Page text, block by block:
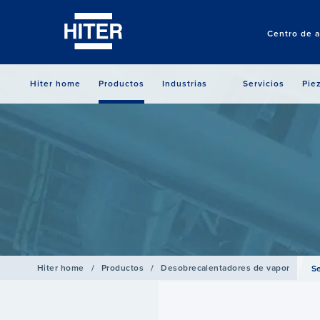
Centro de
Hiter home Productos Industrias Servicios
Hiter home / Productos / Desobrecalentadores de vapor